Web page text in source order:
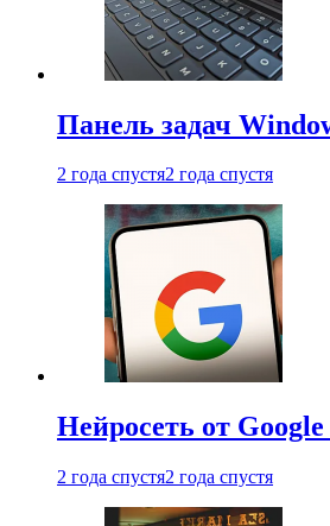
Панель задач
2 года спустя2 года спустя
Нейросеть от
2 года спустя2 года спустя